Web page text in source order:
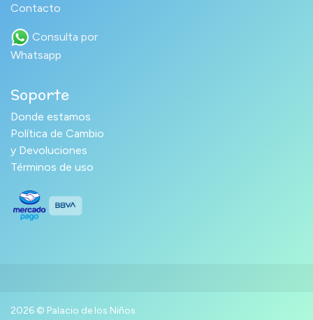
Contacto
Consulta por
Whatsapp
Soporte
Donde estamos
Política de Cambio
y Devoluciones
Términos de uso
2026 © Palacio de los Niños